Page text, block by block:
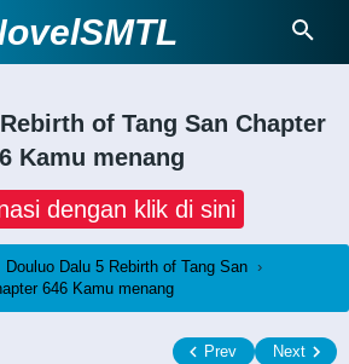
of Tang San Chapter
Kamu menang
dengan klik di sini
Douluo Dalu 5 Rebirth of Tang San ›
646 Kamu menang
Prev Next